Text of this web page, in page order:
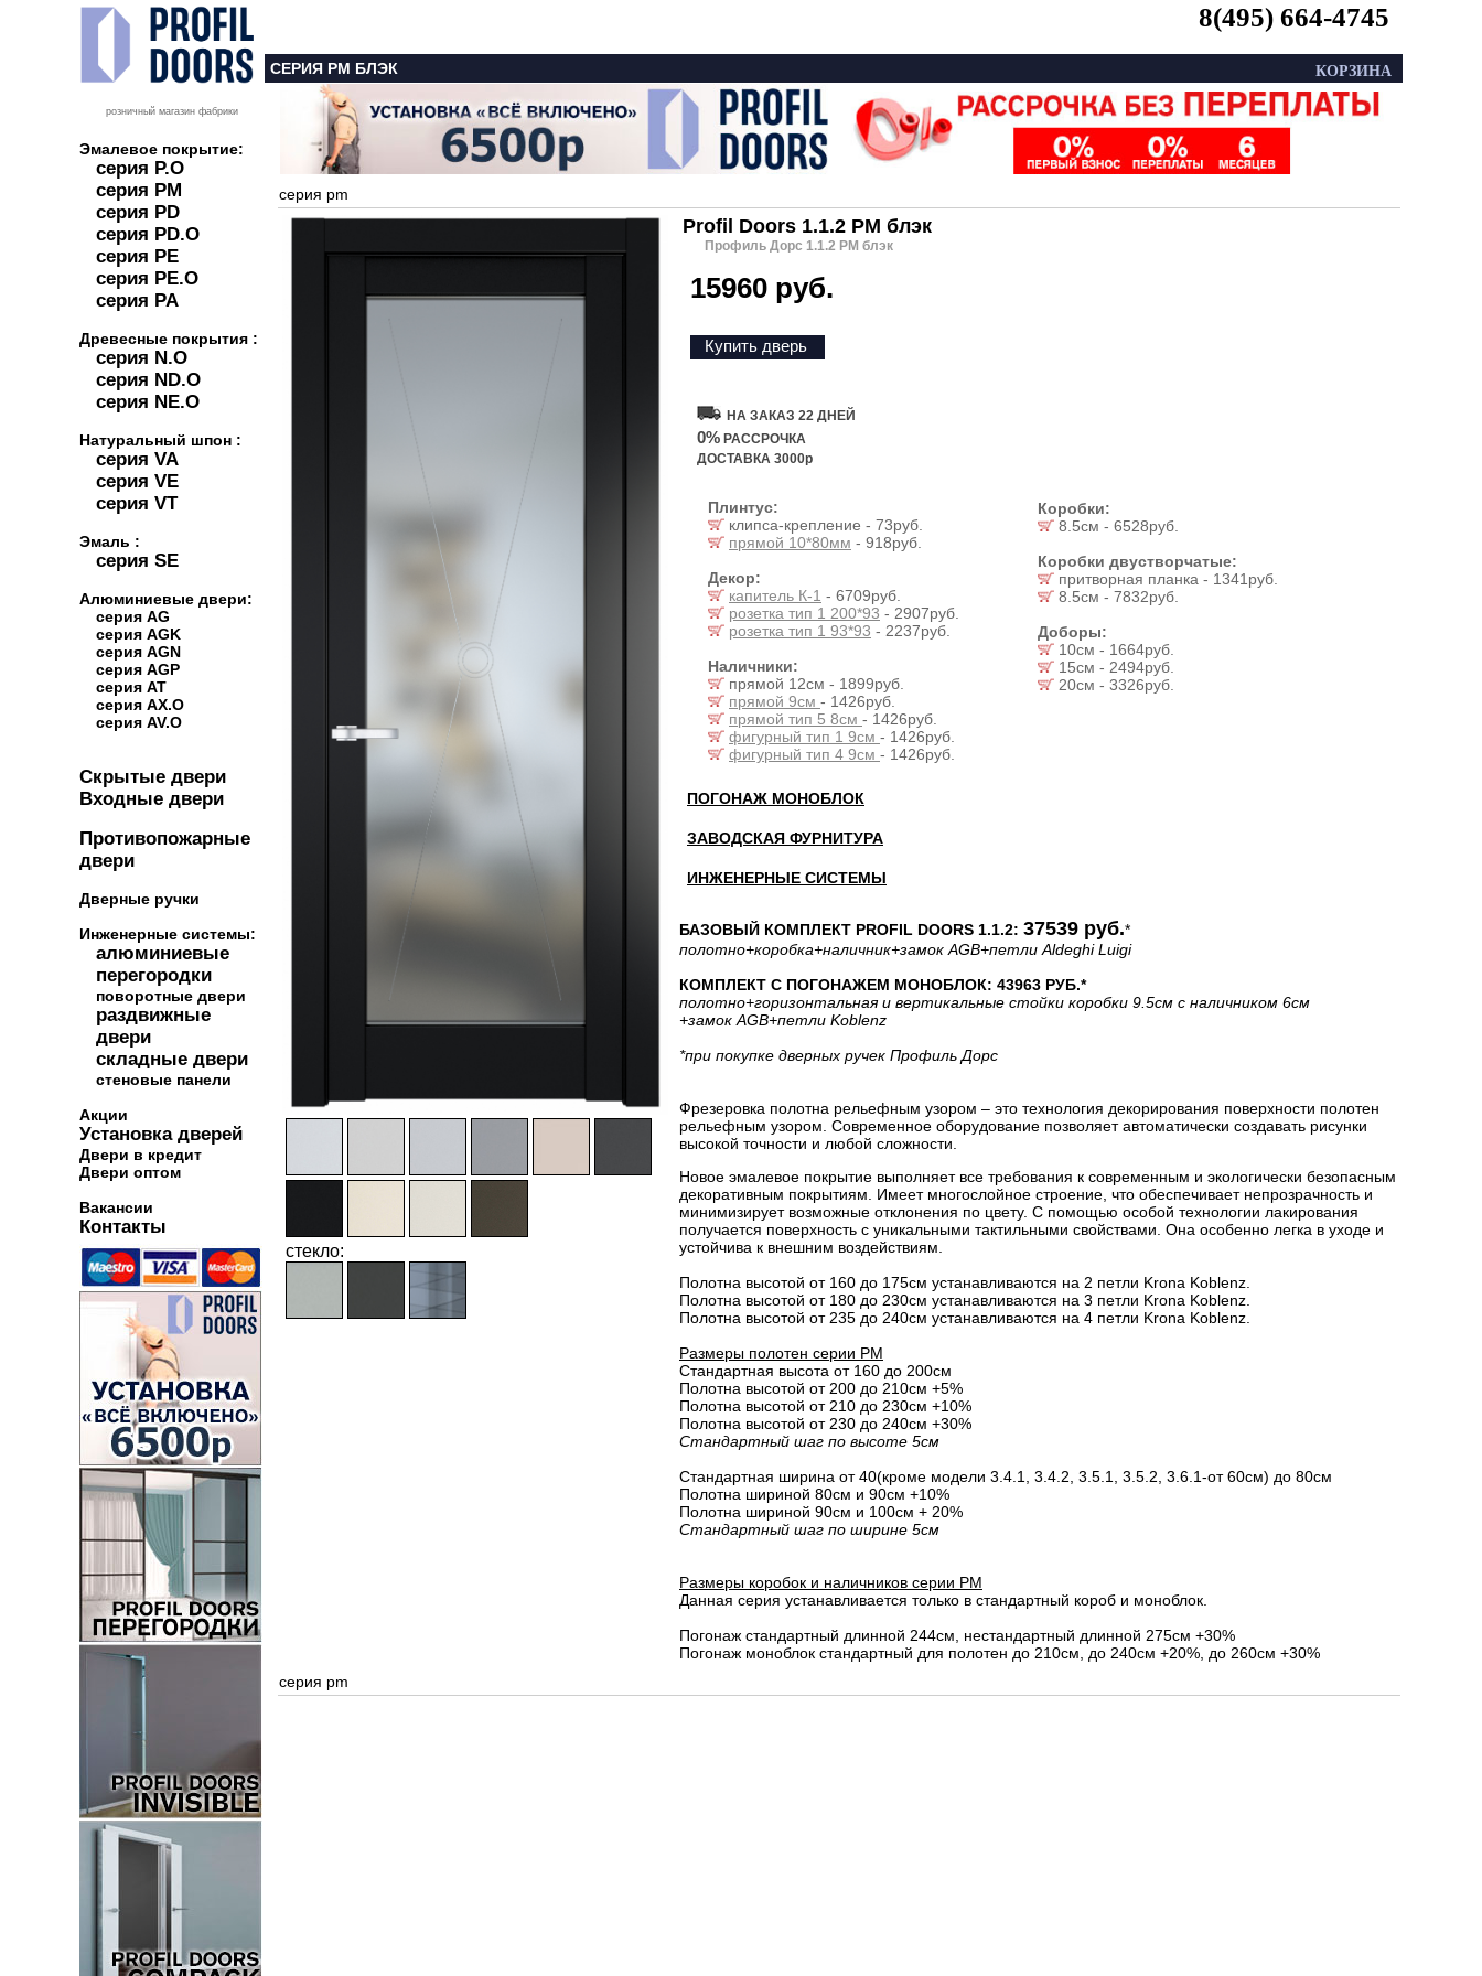
розничный магазин фабрики
Эмалевое покрытие:
серия P.O
серия PM
серия PD
серия PD.O
серия PE
серия PE.O
серия PA
Древесные покрытия :
серия N.O
серия ND.O
серия NE.O
Натуральный шпон :
серия VA
серия VE
серия VT
Эмаль :
серия SE
Алюминиевые двери:
серия AG
серия AGK
серия AGN
серия AGP
серия AT
серия AX.O
серия AV.O
Скрытые двери
Входные двери
Противопожарные
двери
Дверные ручки
Инженерные системы:
алюминиевые
перегородки
поворотные двери
раздвижные
двери
складные двери
стеновые панели
Акции
Установка дверей
Двери в кредит
Двери оптом
Вакансии
Контакты
8(495) 664-4745
КОРЗИНА
СЕРИЯ PM БЛЭК
серия pm
стекло:
Profil Doors 1.1.2 PM блэк
Профиль Дорс 1.1.2 PM блэк
15960 руб.
Купить дверь
НА ЗАКАЗ 22 ДНЕЙ
0% РАССРОЧКА
ДОСТАВКА 3000р
Плинтус:
клипса-крепление - 73руб.
прямой 10*80мм - 918руб.
Декор:
капитель К-1 - 6709руб.
розетка тип 1 200*93 - 2907руб.
розетка тип 1 93*93 - 2237руб.
Наличники:
прямой 12см - 1899руб.
прямой 9см - 1426руб.
прямой тип 5 8см - 1426руб.
фигурный тип 1 9см - 1426руб.
фигурный тип 4 9см - 1426руб.
Коробки:
8.5см - 6528руб.
Коробки двустворчатые:
притворная планка - 1341руб.
8.5см - 7832руб.
Доборы:
10см - 1664руб.
15см - 2494руб.
20см - 3326руб.
ПОГОНАЖ МОНОБЛОК
ЗАВОДСКАЯ ФУРНИТУРА
ИНЖЕНЕРНЫЕ СИСТЕМЫ
БАЗОВЫЙ КОМПЛЕКТ PROFIL DOORS 1.1.2: 37539 руб.*
полотно+коробка+наличник+замок AGB+петли Aldeghi Luigi
КОМПЛЕКТ С ПОГОНАЖЕМ МОНОБЛОК: 43963 РУБ.*
полотно+горизонтальная и вертикальные стойки коробки 9.5см с наличником 6см
+замок AGB+петли Koblenz
*при покупке дверных ручек Профиль Дорс
Фрезеровка полотна рельефным узором – это технология декорирования поверхности полотен
рельефным узором. Современное оборудование позволяет автоматически создавать рисунки
высокой точности и любой сложности.
Новое эмалевое покрытие выполняет все требования к современным и экологически безопасным
декоративным покрытиям. Имеет многослойное строение, что обеспечивает непрозрачность и
минимизирует возможные отклонения по цвету. С помощью особой технологии лакирования
получается поверхность с уникальными тактильными свойствами. Она особенно легка в уходе и
устойчива к внешним воздействиям.
Полотна высотой от 160 до 175см устанавливаются на 2 петли Krona Koblenz.
Полотна высотой от 180 до 230см устанавливаются на 3 петли Krona Koblenz.
Полотна высотой от 235 до 240см устанавливаются на 4 петли Krona Koblenz.
Размеры полотен серии PM
Стандартная высота от 160 до 200см
Полотна высотой от 200 до 210см +5%
Полотна высотой от 210 до 230см +10%
Полотна высотой от 230 до 240см +30%
Стандартный шаг по высоте 5см
Стандартная ширина от 40(кроме модели 3.4.1, 3.4.2, 3.5.1, 3.5.2, 3.6.1-от 60см) до 80см
Полотна шириной 80cм и 90cм +10%
Полотна шириной 90см и 100см + 20%
Стандартный шаг по ширине 5см
Размеры коробок и наличников серии PM
Данная серия устанавливается только в стандартный короб и моноблок.
Погонаж стандартный длинной 244см, нестандартный длинной 275см +30%
Погонаж моноблок стандартный для полотен до 210см, до 240см +20%, до 260см +30%
серия pm